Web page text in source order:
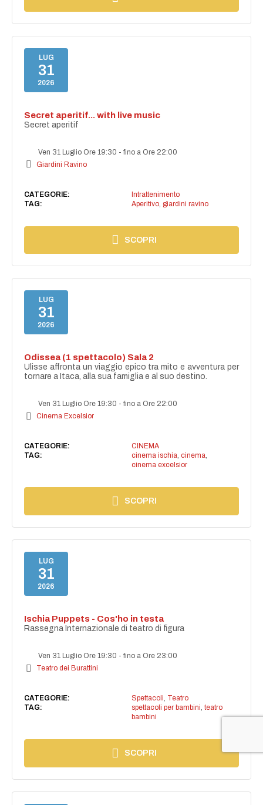
LUG
31
2026
Secret aperitif... with live music
Secret aperitif
Ven 31 Luglio Ore 19:30 -fino a Ore 22:00
Giardini Ravino
CATEGORIE:
Intrattenimento
TAG:
Aperitivo, giardini ravino
SCOPRI
LUG
31
2026
Odissea (1 spettacolo) Sala 2
Ulisse affronta un viaggio epico tra mito e avventura per
tornare a Itaca, alla sua famiglia e al suo destino.
Ven 31 Luglio Ore 19:30 -fino a Ore 22:00
Cinema Excelsior
CATEGORIE:
CINEMA
TAG:
cinema ischia, cinema,
cinema excelsior
SCOPRI
LUG
31
2026
Ischia Puppets - Cos'ho in testa
Rassegna Internazionale di teatro di figura
Ven 31 Luglio Ore 19:30 -fino a Ore 23:00
Teatro dei Burattini
CATEGORIE: Spettacoli, Teatro
TAG:
spettacoli per bambini, teatro
bambini
SCOPRI